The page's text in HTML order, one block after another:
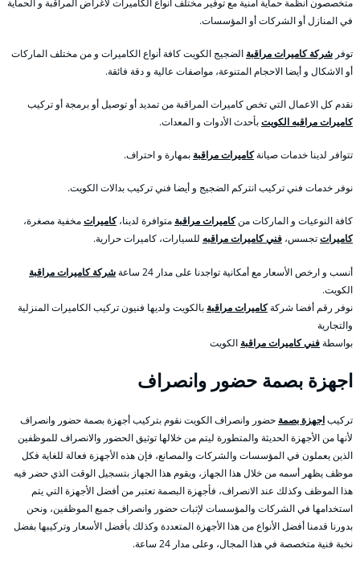
في المنازل أو الشركات أو المؤسسات.
توفر شركة كاميرات مراقبة الضجيج الكويت كافة أنواع الكاميرات و من مختلف الماركات
أو الاشكال و أيضا الاحجام المتنوعة، مواصفات عالية و دقة فائقة.
نقدم كل الاعمال التي تخص كاميرات المراقبة من تمديد أو توصيل أو برمجة أو تركيب
كاميرات مراقبه الكويتبأحدث الأدوات و المعدات.
تتوافر لدينا خدمات صيانةكاميرات مراقبة بمهارة و احتراف.
نوفر خدمات فني تركيب انتركم الضجيج و أيضا فني تركيب بدالات الكويت.
كافة النوعيات و الماركات منكاميرات مراقبة متوافرة لدينا،كاميراتمخفية مصغرة،
كاميراتتجسس، فني كاميرات مراقبه للسيارات، كاميرات حرارية.
أنسب و ارخص الأسعار مع أمكانية تواجدنا على مدار 24 ساعة
شركة كاميرات مراقبة
الكويت.
نوفر رقم أفضا شركةكاميرات مراقبة بالكويت ولديها فنيون تركيب الكاميرات المنزلية
والتجارية
بواسطةفني كاميرات مراقبة الكويت
اجهزة بصمة حضور وانصراف
تركيباجهزة بصمة حضور وانصراف الكويت نقوم بتركيب أجهزة بصمة حضور وانصراف
لأنها من الأجهزة الحديثة والمتطورة ليتم من خلالها توثيق الحضور والانصراف للموظفين
الذين يعملون في المؤسسات والشركات والمصانع، فإن هذه الأجهزة فعالة للغاية فكل
موظف يظهر أسمه من خلال هذا الجهاز، ويقوم هذا الجهاز بتسجيل الوقت الذي حضر فيه
هذا الموظف وكذلك عند الانصراف، فأجهزة البصمة تعتبر من أفضل الأجهزة التي يتم
استخدامها في الشركات والمؤسسات لإثبات حضور وانصراف جميع الموظفين، ونحن
بدورنا قدمنا أفضل الأنواع من هذا الأجهزة المتعددة وكذلك بأفضل الأسعار وتركيبها بفضل
نخبة فنية متخصصة في هذا المجال، وعلى مدار 24 ساعة.